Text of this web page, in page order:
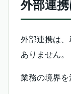
外部連
外部連携は
ありません。
業務の境界を